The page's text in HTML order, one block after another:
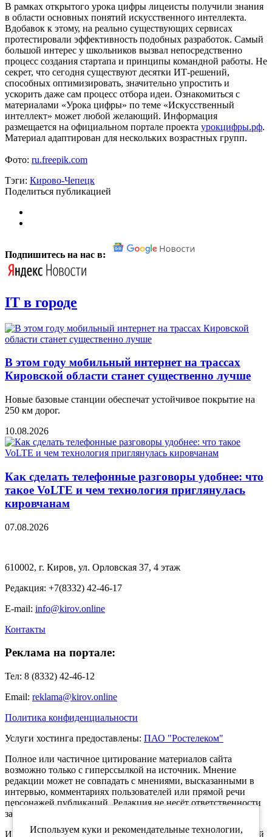
В рамках открытого урока цифры лицеисты получили знания
в области основных понятий искусственного интеллекта.
Вдобавок к этому, на реально существующих сервисах
протестировали эффективность подобных разработок. Самый
большой интерес у школьников вызвал непосредственно
процесс создания стартапа и принципы командной работы. Не
секрет, что сегодня существуют десятки ИТ-решений,
способных оптимизировать, значительно упростить и
ускорить даже сам процесс отбора идеи. Ознакомиться с
материалами «Урока цифры» по теме «Искусственный
интеллект» может любой желающий. Информация
размещается на официальном портале проекта урокцифры.рф.
Материал адаптирован для нескольких возрастных групп.
Фото: ru.freepik.com
Тэги: Кирово-Чепецк
Поделиться публикацией
Подпишитесь на нас в:
IT в городе
В этом году мобильный интернет на трассах
Кировской области станет существенно лучше
Новые базовые станции обеспечат устойчивое покрытие на
250 км дорог.
10.08.2026
Как сделать телефонные разговоры удобнее: что
такое VoLTE и чем технология приглянулась
кировчанам
07.08.2026
610002, г. Киров, ул. Орловская 37, 4 этаж
Редакция: +7(8332) 42-46-17
E-mail: info@kirov.online
Контакты
Реклама на портале:
Тел: 8 (8332) 42-46-12
Email: reklama@kirov.online
Политика конфиденциальности
Услуги хостинга предоставлены: ПАО "Ростелеком"
Полное или частичное цитирование материалов сайта
возможно только с гиперссылкой на источник. Мнение
редакции может не совпадать с мнениями, высказанными в
интервью, комментариях пользователей или прямой речи
персонажей публикаций. Редакция не несёт ответственности
за текст комментариев читателей.
Интернет-портал Kirov.online зарегистрирован в Федеральной
Используем куки и рекомендательные технологии,